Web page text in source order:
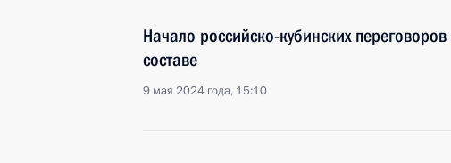
Начало российско-кубинских
составе
9 мая 2024 года, 15:10